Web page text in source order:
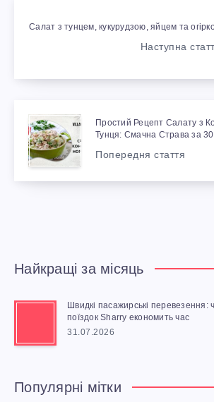
Салат з тунцем, кукурудзою, яйцем та
Наступна
Простий Рецепт Салату з
Тунця: Смачна Страва за
Попередня стаття
Найкращі за місяць
Швидкі пасажирські перевезення:
поїздок Sharry економить час
31.07.2026
Популярні мітки